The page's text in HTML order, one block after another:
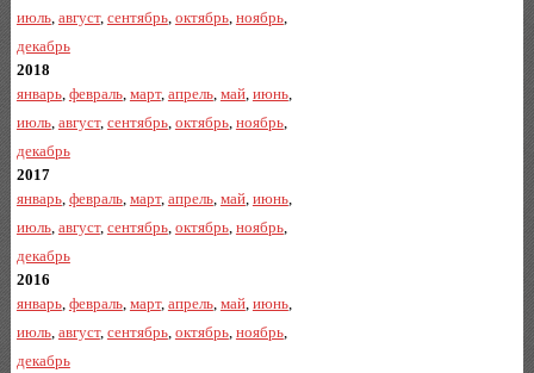
июль, август, сентябрь, октябрь, ноябрь,
декабрь
2018
январь, февраль, март, апрель, май, июнь,
июль, август, сентябрь, октябрь, ноябрь,
декабрь
2017
январь, февраль, март, апрель, май, июнь,
июль, август, сентябрь, октябрь, ноябрь,
декабрь
2016
январь, февраль, март, апрель, май, июнь,
июль, август, сентябрь, октябрь, ноябрь,
декабрь